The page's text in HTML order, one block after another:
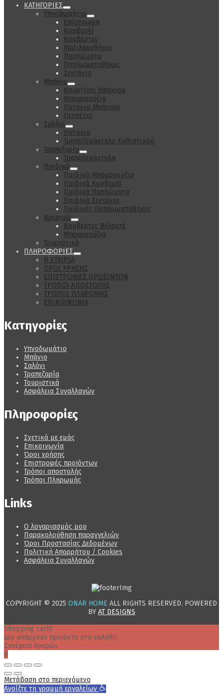
ΚΑΤΗΓΟΡΙΕΣ
Υπνοδωμάτιο
Επίστρωμα
Κουβερλί
Κουβέρτες
Μαξιλαροθήκες
Παπλώματα
Παπλωματοθήκες
Σεντόνια
Μπάνιο
Κουρτίνες Μπάνιου
Μπουρνούζια
Πατάκια Μπάνιου
Πετσέτες
Σαλόνι
Πατάκια
Τραπεζομάντηλα Καθιστικού
Τραπεζαρία
Τραπεζομάντηλα
Παιδικά
Παιδικά Μπουρνούζια
Παιδικά Κουβερλί
Παιδικά Παπλώματα
Παιδικά Σεντόνια
Παιδικές Παπλωματοθήκες
Βρεφικά
Κουβέρτες Βελουτέ
Μπουρνούζια
Τουριστικά
ΠΛΗΡΟΦΟΡΙΕΣ
Η ΕΤΑΙΡΙΑ
ΟΡΟΙ ΧΡΗΣΗΣ
ΕΠΙΣΤΡΟΦΕΣ ΠΡΟΪΟΝΤΩΝ
ΤΡΟΠΟΙ ΑΠΟΣΤΟΛΗΣ
ΤΡΟΠΟΙ ΠΛΗΡΩΜΗΣ
ΕΠΙΚΟΙΝΩΝΙΑ
Κατηγορίες
Υπνοδωμάτιο
Μπάνιο
Σαλόνι
Τραπεζαρία
Τουριστικά
Ασφάλεια Συναλλαγών
Πληροφορίες
Σχετικά με εμάς
Επικοινωνία
Όροι χρήσης
Επιστροφές προϊόντων
Τρόποι αποστολής
Τρόποι Πληρωμής
Links
Ο λογαριασμός μου
Παρακολούθηση παραγγελιών
Όροι Προστασίας Δεδομένων
Πολιτική Απορρήτου / Cookies
Ασφάλεια Συναλλαγών
COPYRIGHT © 2025 ONAR HOME ALL RIGHTS RESERVED. POWERED
BY AT DESIGNS
Shopping cart0
Δεν υπάρχουν προϊόντα στο καλάθι!
Συνέχεια Αγορών
0
Μετάβαση στο περιεχόμενο
Ανοίξτε τη γραμμή εργαλείων